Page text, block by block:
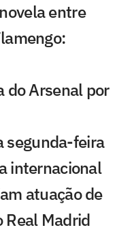
entre
do Arsenal por
segunda-feira
internacional
atuação de
Real Madrid